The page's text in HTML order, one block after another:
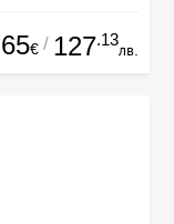
65€ / 127.13
лв.